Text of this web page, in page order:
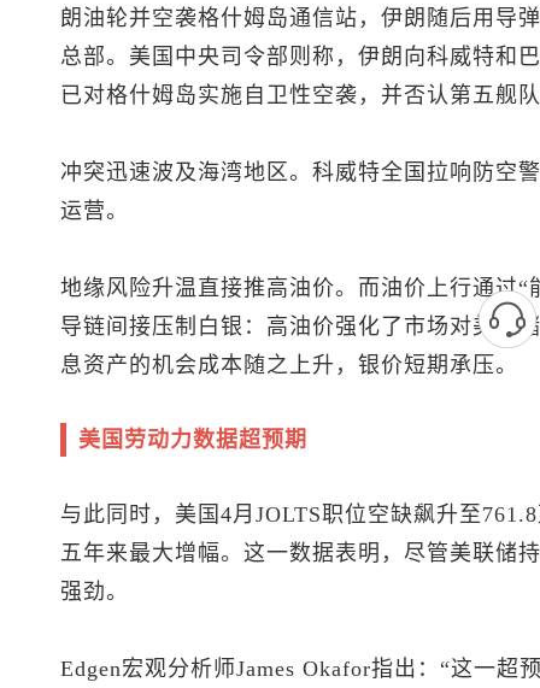
朗油轮并空袭格什姆岛通信站，伊朗随后用导
总部。美国中央司令部则称，伊朗向科威特和
已对格什姆岛实施自卫性空袭，并否认第五舰
冲突迅速波及海湾地区。科威特全国拉响防空
运营。
地缘风险升温直接推高油价。而油价上行通
导链间接压制白银：高油价强化了市场对美联
息资产的机会成本随之上升，银价短期承压。
美国劳动力数据超预期
与此同时，美国4月JOLTS职位空缺飙升至
五年来最大增幅。这一数据表明，尽管美联储
强劲。
Edgen宏观分析师James Okafor指出：“这一超